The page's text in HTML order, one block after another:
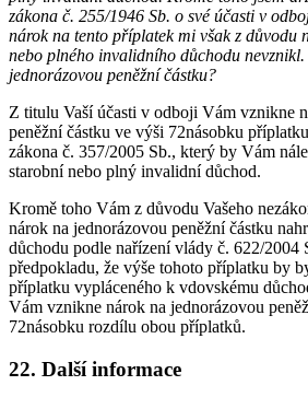
zákona č. 255/1946 Sb. o své účasti v
nárok na tento příplatek mi však z důvodu
nebo plného invalidního důchodu
jednorázovou peněžní částku?
Z titulu Vaší účasti v odboji Vám vznikne
peněžní částku ve výši 72násobku
zákona č. 357/2005 Sb., který by Vám
starobní nebo plný invalidní důchod.
Kromě toho Vám z důvodu Vašeho
nárok na jednorázovou peněžní částku
důchodu podle nařízení vlády č. 622/2004
předpokladu, že výše tohoto příplatku by
příplatku vypláceného k vdovskému
Vám vznikne nárok na jednorázovou
72násobku rozdílu obou příplatků.
22. Další informace